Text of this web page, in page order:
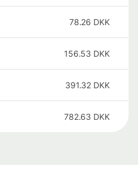
78.26 DKK
156.53 DKK
391.32 DKK
782.63 DKK